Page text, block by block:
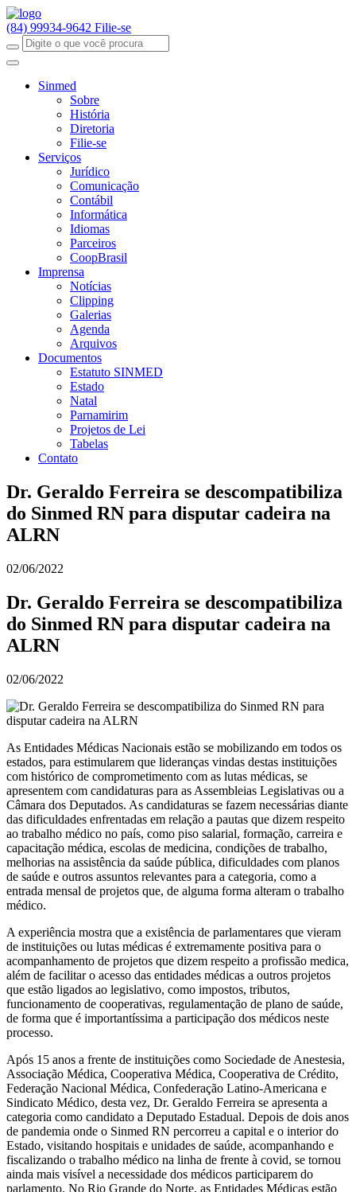
(84) 99934-9642 Filie-se
Sinmed
Sobre
História
Diretoria
Filie-se
Serviços
Jurídico
Comunicação
Contábil
Informática
Idiomas
Parceiros
CoopBrasil
Imprensa
Notícias
Clipping
Galerias
Agenda
Arquivos
Documentos
Estatuto SINMED
Estado
Natal
Parnamirim
Projetos de Lei
Tabelas
Contato
Dr. Geraldo Ferreira se descompatibiliza
do Sinmed RN para disputar cadeira na
ALRN
02/06/2022
Dr. Geraldo Ferreira se descompatibiliza
do Sinmed RN para disputar cadeira na
ALRN
02/06/2022
As Entidades Médicas Nacionais estão se mobilizando em todos os
estados, para estimularem que lideranças vindas destas instituições
com histórico de comprometimento com as lutas médicas, se
apresentem com candidaturas para as Assembleias Legislativas ou a
Câmara dos Deputados. As candidaturas se fazem necessárias diante
das dificuldades enfrentadas em relação a pautas que dizem respeito
ao trabalho médico no país, como piso salarial, formação, carreira e
capacitação médica, escolas de medicina, condições de trabalho,
melhorias na assistência da saúde pública, dificuldades com planos
de saúde e outros assuntos relevantes para a categoria, como a
entrada mensal de projetos que, de alguma forma alteram o trabalho
médico.
A experiência mostra que a existência de parlamentares que vieram
de instituições ou lutas médicas é extremamente positiva para o
acompanhamento de projetos que dizem respeito a profissão medica,
além de facilitar o acesso das entidades médicas a outros projetos
que estão ligados ao legislativo, como impostos, tributos,
funcionamento de cooperativas, regulamentação de plano de saúde,
de forma que é importantíssima a participação dos médicos neste
processo.
Após 15 anos a frente de instituições como Sociedade de Anestesia,
Associação Médica, Cooperativa Médica, Cooperativa de Crédito,
Federação Nacional Médica, Confederação Latino-Americana e
Sindicato Médico, desta vez, Dr. Geraldo Ferreira se apresenta a
categoria como candidato a Deputado Estadual. Depois de dois anos
de pandemia onde o Sinmed RN percorreu a capital e o interior do
Estado, visitando hospitais e unidades de saúde, acompanhando e
fiscalizando o trabalho médico na linha de frente à covid, se tornou
ainda mais visível a necessidade dos médicos participarem do
parlamento. No Rio Grande do Norte, as Entidades Médicas estão